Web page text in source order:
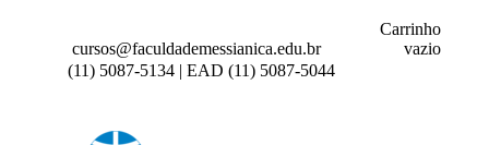
cursos@faculdademessianica.edu.br
(11) 5087-5134 | EAD (11) 5087-5044
Carrinho
vazio